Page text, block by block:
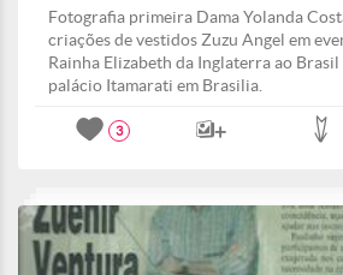
Fotografia primeira Dama Yolanda
criações de vestidos Zuzu Angel em
Rainha Elizabeth da Inglaterra ao Brasil
palácio Itamarati em Brasilia.
3